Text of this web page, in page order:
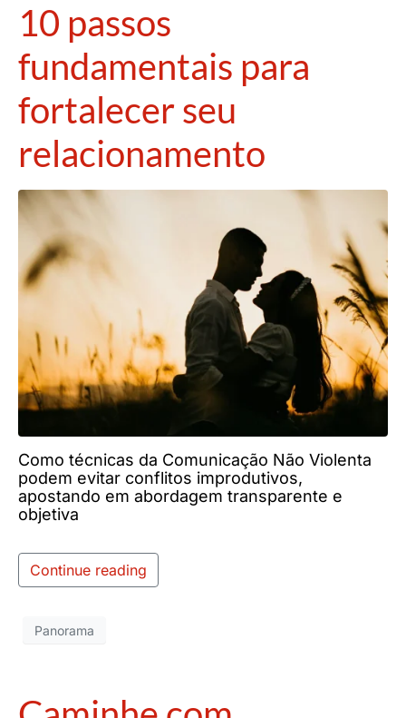
10 passos
fundamentais para
fortalecer seu
relacionamento
Como técnicas da Comunicação Não Violenta
podem evitar conflitos improdutivos,
apostando em abordagem transparente e
objetiva
Continue reading
Panorama